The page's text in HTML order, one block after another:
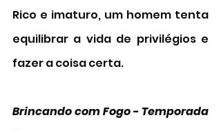
Rico e imaturo, um homem tenta
equilibrar a vida de privilégios e
fazer a coisa certa.
Brincando com Fogo - Temporada